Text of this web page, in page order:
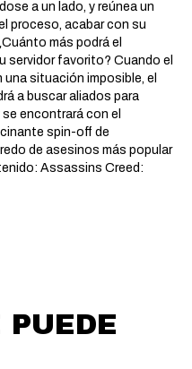
a un lado, y reúnea un
proceso, acabar con su
más podrá el
servidor favorito? Cuando el
situación imposible, el
a buscar aliados para
encontrará con el
spin-off de
de asesinos más popular
Assassins Creed: